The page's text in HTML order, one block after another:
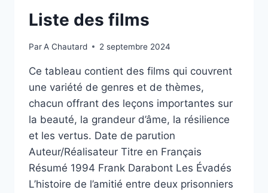
Liste des films
ParA Chautard 2 septembre 2024
Ce tableau contient des films qui couvrent
une variété de genres et de thèmes,
chacun offrant des leçons importantes sur
la beauté, la grandeur d’âme, la résilience
et les vertus. Date de parution
Auteur/Réalisateur Titre en Français
Résumé 1994 Frank Darabont Les Évadés
L’histoire de l’amitié entre deux prisonniers